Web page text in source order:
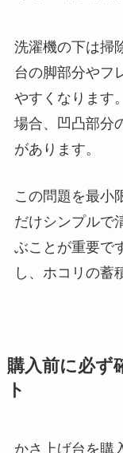
洗濯機の下は掃
台の脚部分やフ
やすくなります
場合、凹凸部分
があります。
この問題を最小
だけシンプルで
ぶことが重要で
し、ホコリの蓄
購入前に必ず
ト
かさ上げ台を購